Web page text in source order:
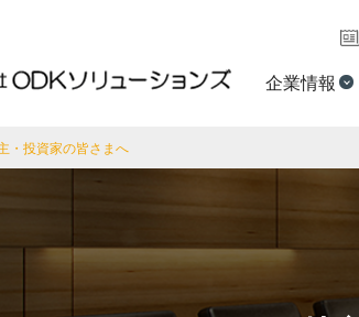
企業情報
・投資家の皆さまへ